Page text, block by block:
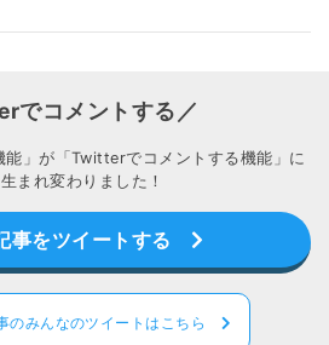
でコメントする／
能」が「Twitterでコメントする機能」に
まれ変わりました！
をツイートする
のみんなのツイートはこちら